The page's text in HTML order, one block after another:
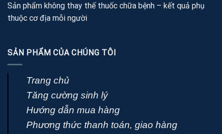
Sản phẩm không thay thế thuốc chữa bệnh – kết quả phụ
thuộc cơ địa mỗi người
SẢN PHẨM CỦA CHÚNG TÔI
Trang chủ
Tăng cường sinh lý
Hướng dẫn mua hàng
Phương thức thanh toán, giao hàng